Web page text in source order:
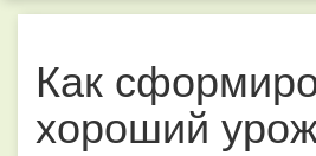
Как
хороший